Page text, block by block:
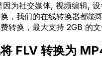
因为社交媒体, 视频编辑,
，我们的在线转换器都能
转换，最大支持 2GB 的文
FLV 转换为